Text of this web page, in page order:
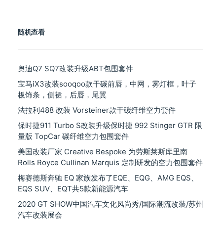
随机查看
奥迪Q7 SQ7改装升级ABT包围套件
宝马iX3改装sooqoo款干碳前唇，中网，雾灯框，叶子
板饰条，侧裙，后唇，尾翼
法拉利488 改装 Vorsteiner款干碳纤维空力套件
保时捷911 Turbo S改装升级保时捷 992 Stinger GTR 限
量版 TopCar 碳纤维空力包围套件
美国改装厂家 Creative Bespoke 为劳斯莱斯库里南
Rolls Royce Cullinan Marquis 定制研发的空力包围套件
梅赛德斯奔驰 EQ 家族发布了EQE、EQG、AMG EQS、
EQS SUV、EQT共5款新能源汽车
2020 GT SHOW中国汽车文化风尚秀/国际潮流改装/苏州
汽车改装展会